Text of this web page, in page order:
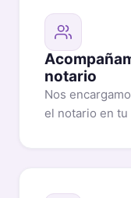
notario
Nos
el notario en tu